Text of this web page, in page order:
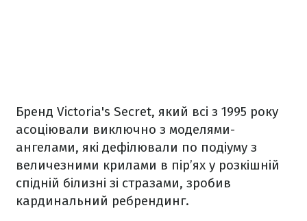
Бренд Victoria's Secret, який всі з 1995 року
асоціювали виключно з моделями-
ангелами, які дефілювали по подіуму з
величезними крилами в пір’ях у розкішній
спідній білизні зі стразами, зробив
кардинальний ребрендинг.